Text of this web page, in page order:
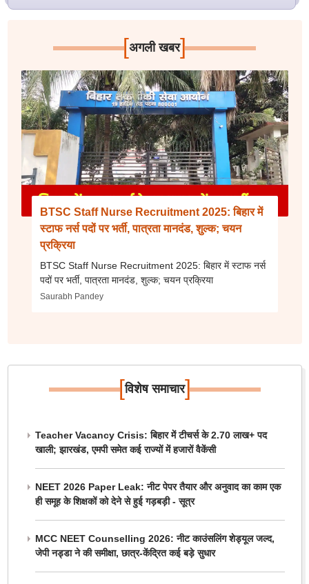
[अगली खबर]
BTSC Staff Nurse Recruitment 2025: बिहार में
स्टाफ नर्स पदों पर भर्ती, पात्रता मानदंड, शुल्क; चयन
प्रक्रिया
BTSC Staff Nurse Recruitment 2025: बिहार में स्टाफ नर्स
पदों पर भर्ती, पात्रता मानदंड, शुल्क; चयन प्रक्रिया
Saurabh Pandey
[विशेष समाचार]
Teacher Vacancy Crisis: बिहार में टीचर्स के 2.70 लाख+ पद
खाली; झारखंड, एमपी समेत कई राज्यों में हजारों वैकेंसी
NEET 2026 Paper Leak: नीट पेपर तैयार और अनुवाद का काम एक
ही समूह के शिक्षकों को देने से हुई गड़बड़ी - सूत्र
MCC NEET Counselling 2026: नीट काउंसलिंग शेड्यूल जल्द,
जेपी नड्डा ने की समीक्षा, छात्र-केंद्रित कई बड़े सुधार